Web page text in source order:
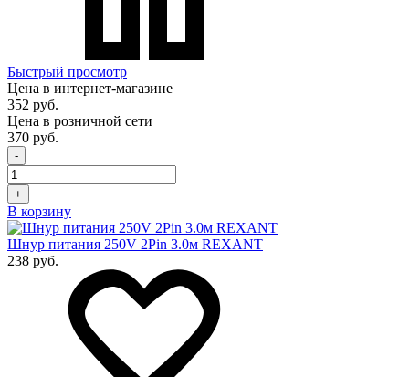
Быстрый просмотр
Цена в интернет-магазине
352 руб.
Цена в розничной сети
370 руб.
-
+
В корзину
Шнур питания 250V 2Pin 3.0м REXANT
238 руб.